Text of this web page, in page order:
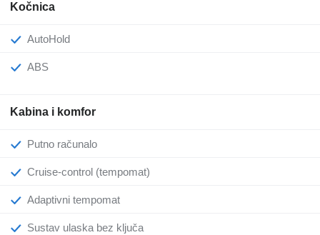
Kočnica
AutoHold
ABS
Kabina i komfor
Putno računalo
Cruise-control (tempomat)
Adaptivni tempomat
Sustav ulaska bez ključa